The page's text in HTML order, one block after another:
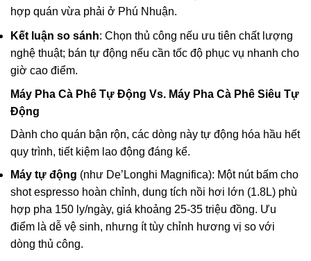
hợp quán vừa phải ở Phú Nhuận.
Kết luận so sánh: Chọn thủ công nếu ưu tiên chất lượng
nghệ thuật; bán tự động nếu cần tốc độ phục vụ nhanh cho
giờ cao điểm.
Máy Pha Cà Phê Tự Động Vs. Máy Pha Cà Phê Siêu Tự
Động
Dành cho quán bận rộn, các dòng này tự động hóa hầu hết
quy trình, tiết kiệm lao động đáng kể.
Máy tự động (như De’Longhi Magnifica): Một nút bấm cho
shot espresso hoàn chỉnh, dung tích nồi hơi lớn (1.8L) phù
hợp pha 150 ly/ngày, giá khoảng 25-35 triệu đồng. Ưu
điểm là dễ vệ sinh, nhưng ít tùy chỉnh hương vị so với
dòng thủ công.